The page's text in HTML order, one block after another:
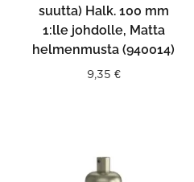
suutta) Halk. 100 mm
1:lle johdolle, Matta
helmenmusta (940014)
9,35 €